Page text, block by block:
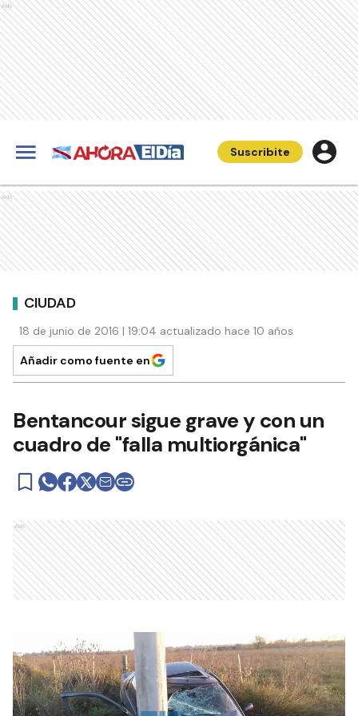
Ads
Suscribite
Ads
CIUDAD
18 de junio de 2016 | 19:04 actualizado hace 10 años
Añadir como fuente en
Bentancour sigue grave y con un
cuadro de "falla multiorgánica"
Ads